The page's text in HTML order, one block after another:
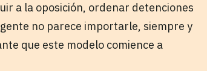
a la oposición, ordenar detenciones
no parece importarle, siempre y
que este modelo comience a